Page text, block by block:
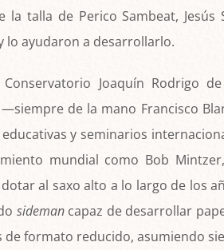
talla de Perico Sambeat,
lo ayudaron a desarrollarlo.
Joaquín Rodrigo
de la mano Francisco
y seminarios
mundial como Bob
al saxo alto a lo largo de los
sidemancapaz de desarrollar
de formato reducido, asumiendo